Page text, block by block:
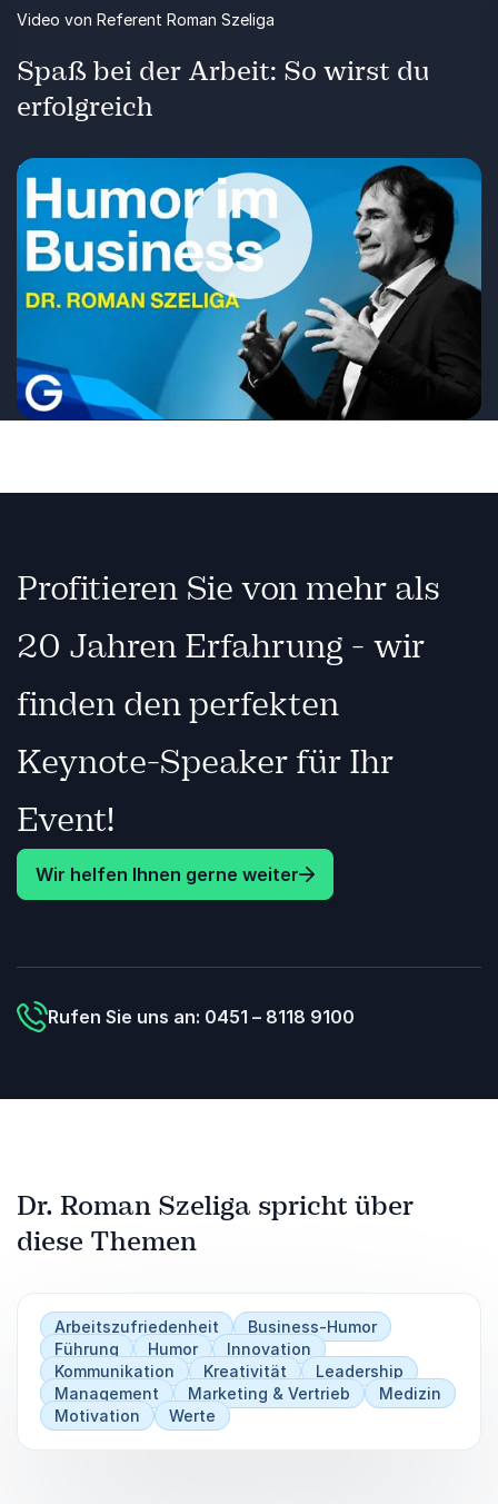
Spaß bei der Arbeit: So wirst du
erfolgreich
Video von Referent Roman Szeliga
Wiedergabe
Lachen ist die beste Medizin - das weiß jedes
Kind. Doch warum zum Lachen in den Keller
gehen tatsächlich der ganz falsche Ansatz ist,
zeigt der Kommunikationsexperte Dr. Roman
Szeliga. Außerdem zeigt er einleuchtend auf,
wieso Humor im Alltag und auf der Arbeit
tatsächlich erfolgreicher macht.
Profitieren Sie von mehr als
20 Jahren Erfahrung - wir
finden den perfekten
Keynote-Speaker für Ihr
Event!
Wir helfen Ihnen gerne weiter
Rufen Sie uns an: 0451 – 8118 9100
Dr. Roman Szeliga spricht über
diese Themen
Arbeitszufriedenheit
Business-Humor
Führung
Humor
Innovation
Kommunikation
Kreativität
Leadership
Management
Marketing & Vertrieb
Medizin
Motivation
Werte